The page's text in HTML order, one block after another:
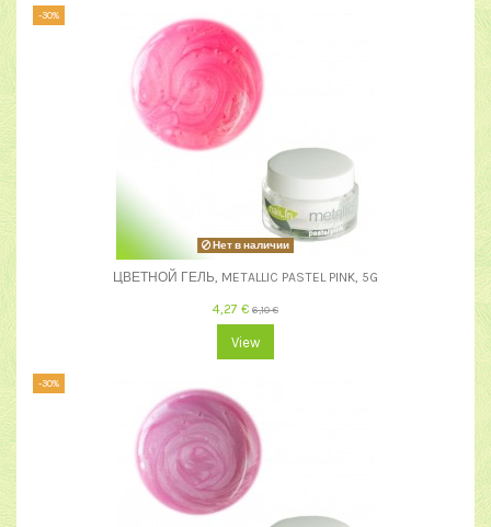
-30%
Нет в наличии
ЦВЕТНОЙ ГЕЛЬ, METALLIC PASTEL PINK, 5G
4,27 € 6,10 €
View
-30%